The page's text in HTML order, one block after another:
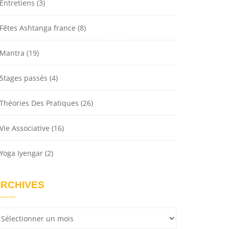
Entretiens (3)
Fêtes Ashtanga france (8)
Mantra (19)
Stages passés (4)
Théories Des Pratiques (26)
Vie Associative (16)
Yoga Iyengar (2)